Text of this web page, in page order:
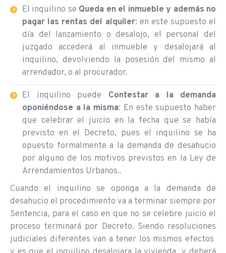
El inquilino se Queda en el inmueble y además no
pagar las rentas del alquiler: en este supuesto el
día del lanzamiento o desalojo, el personal del
juzgado accederá al inmueble y desalojará al
inquilino, devolviendo la posesión del mismo al
arrendador, o al procurador.
El inquilino puede Contestar a la demanda
oponiéndose a la misma: En este supuesto haber
que celebrar el juicio en la fecha que se había
previsto en el Decreto, pues el inquilino se ha
opuesto formalmente a la demanda de desahucio
por alguno de los motivos previstos en la Ley de
Arrendamientos Urbanos..
Cuando el inquilino se oponga a la demanda de
desahucio el procedimiento va a terminar siempre por
Sentencia, para el caso en que no se celebre juicio el
proceso terminará por Decreto. Siendo resoluciones
judiciales diferentes van a tener los mismos efectos